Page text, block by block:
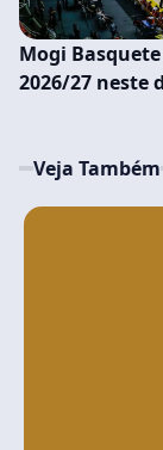
Mogi
2026/27 neste
Veja Também